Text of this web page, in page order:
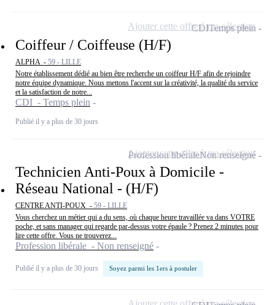
Coiffeur / Coiffeuse (H/F)
ALPHA - 59 - LILLE
Notre établissement dédié au bien être recherche un coiffeur H/F afin de rejoindre
notre équipe dynamique. Nous mettons l'accent sur la créativité, la qualité du service
et la satisfaction de notre...
CDI - Temps plein
Publié il y a plus de 30 jours
CDITemps plein
Ajouter cette offre à ma sélection
Technicien Anti-Poux à Domicile -
Réseau National - (H/F)
CENTRE ANTI-POUX - 59 - LILLE
Vous cherchez un métier qui a du sens, où chaque heure travaillée va dans VOTRE
poche, et sans manager qui regarde par-dessus votre épaule ? Prenez 2 minutes pour
lire cette offre. Vous ne trouverez...
Profession libérale - Non renseigné
Publié il y a plus de 30 jours Soyez parmi les 1ers à postuler
Profession libéraleNon renseigné
Ajouter cette offre à ma sélection